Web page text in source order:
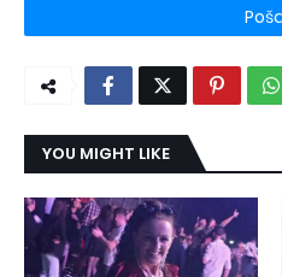
YOU MIGHT LIKE